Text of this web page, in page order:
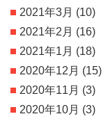
2021年3月 (10)
2021年2月 (16)
2021年1月 (18)
2020年12月 (15)
2020年11月 (3)
2020年10月 (3)